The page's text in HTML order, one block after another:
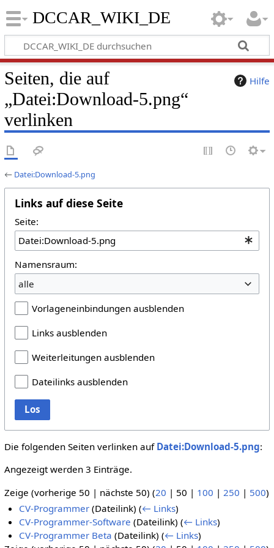
DCCAR_WIKI_DE
Hilfe
Seiten, die auf
„Datei:Download-5.png“
verlinken
← Datei:Download-5.png
Links auf diese Seite
Seite:
Namensraum:
alle
Vorlageneinbindungen ausblenden
Links ausblenden
Weiterleitungen ausblenden
Dateilinks ausblenden
Los
Die folgenden Seiten verlinken auf Datei:Download-5.png:
Angezeigt werden 3 Einträge.
Zeige (vorherige 50 | nächste 50) (20 | 50 | 100 | 250 | 500)
CV-Programmer (Dateilink)(← Links)
CV-Programmer-Software (Dateilink)(← Links)
CV-Programmer Beta (Dateilink)(← Links)